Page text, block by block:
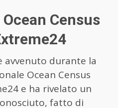
Census
avvenuto durante la
Ocean Census
e ha rivelato un
fatto di